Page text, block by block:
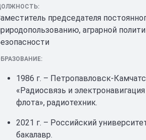
председателя
аграрной
1986 г. – Петропавловск-
«Радиосвязь и
флота», радиотехник.
2021 г. – Российский
бакалавр.